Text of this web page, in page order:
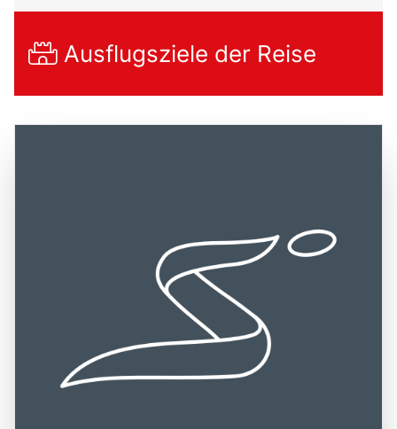
Ausflugsziele der Reise